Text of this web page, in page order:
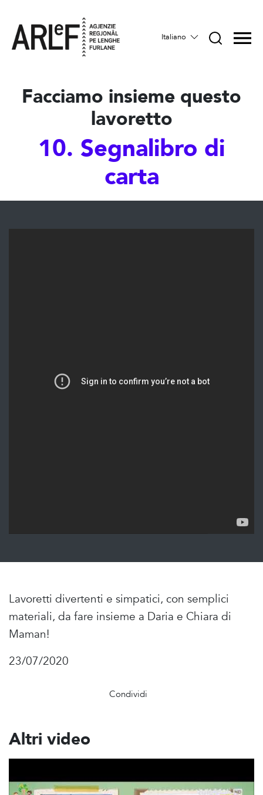
Italiano
Facciamo insieme questo
lavoretto
10. Segnalibro di
carta
Lavoretti divertenti e simpatici, con semplici
materiali, da fare insieme a Daria e Chiara di
Maman!
23/07/2020
Condividi
Altri video